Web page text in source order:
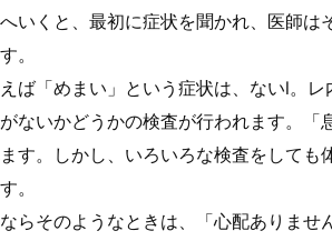
いくと、最初に症状を聞かれ、医師は
。
ば「めまい」という症状は、ないl。
ないかどうかの検査が行われます。
す。しかし、いろいろな検査をして
。
らそのようなときは、「心配ありま